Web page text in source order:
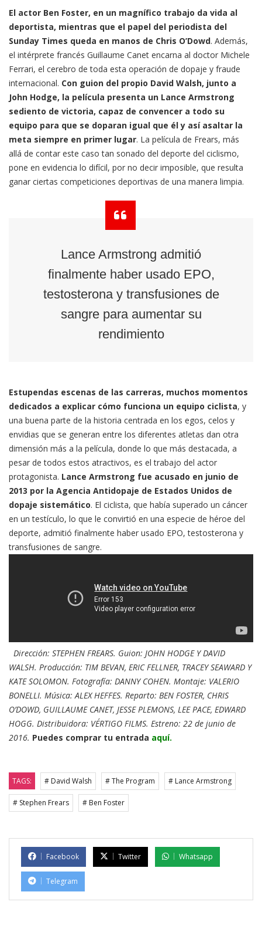
El actor Ben Foster, en un magnífico trabajo da vida al
deportista, mientras que el papel del periodista del
Sunday Times queda en manos de Chris O’Dowd. Además,
el intérprete francés Guillaume Canet encarna al doctor Michele
Ferrari, el cerebro de toda esta operación de dopaje y fraude
internacional. Con guion del propio David Walsh, junto a
John Hodge, la película presenta un Lance Armstrong
sediento de victoria, capaz de convencer a todo su
equipo para que se doparan igual que él y así asaltar la
meta siempre en primer lugar. La película de Frears, más
allá de contar este caso tan sonado del deporte del ciclismo,
pone en evidencia lo difícil, por no decir imposible, que resulta
ganar ciertas competiciones deportivas de una manera limpia.
Lance Armstrong admitió
finalmente haber usado EPO,
testosterona y transfusiones de
sangre para aumentar su
rendimiento
Estupendas escenas de las carreras, muchos momentos
dedicados a explicar cómo funciona un equipo ciclista, y
una buena parte de la historia centrada en los egos, celos y
envidias que se generan entre los diferentes atletas dan otra
dimensión más a la película, donde lo que más destacada, a
pesar de todos estos atractivos, es el trabajo del actor
protagonista. Lance Armstrong fue acusado en junio de
2013 por la Agencia Antidopaje de Estados Unidos de
dopaje sistemático. El ciclista, que había superado un cáncer
en un testículo, lo que le convirtió en una especie de héroe del
deporte, admitió finalmente haber usado EPO, testosterona y
transfusiones de sangre.
Dirección: STEPHEN FREARS. Guion: JOHN HODGE Y DAVID
WALSH. Producción: TIM BEVAN, ERIC FELLNER, TRACEY SEAWARD Y
KATE SOLOMON. Fotografía: DANNY COHEN. Montaje: VALERIO
BONELLI. Música: ALEX HEFFES. Reparto: BEN FOSTER, CHRIS
O’DOWD, GUILLAUME CANET, JESSE PLEMONS, LEE PACE, EDWARD
HOGG. Distribuidora: VÉRTIGO FILMS. Estreno: 22 de junio de
2016. Puedes comprar tu entrada aquí.
TAGS: # David Walsh # The Program # Lance Armstrong
# Stephen Frears # Ben Foster
Facebook Twitter Whatsapp
Telegram